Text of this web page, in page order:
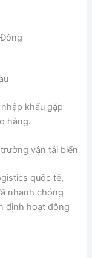
khẩu gặp
hàng.
vận tải biển
quốc tế,
nhanh chóng
định hoạt động